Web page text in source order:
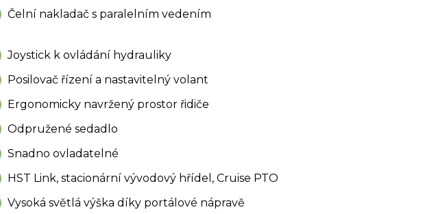
Čelní nakladač s paralelním vedením
Joystick k ovládání hydrauliky
Posilovač řízení a nastavitelný volant
Ergonomicky navržený prostor řidiče
Odpružené sedadlo
Snadno ovladatelné
HST Link, stacionární vývodový hřídel, Cruise PTO
Vysoká světlá výška díky portálové nápravě